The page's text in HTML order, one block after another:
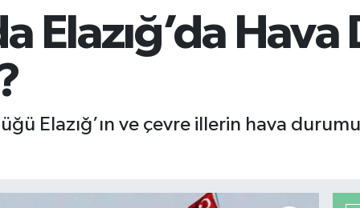
Elazığ’da
Elazığ’ın ve çevre illerin hava